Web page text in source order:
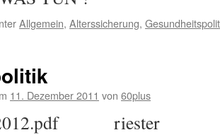
Allgemein, Alterssicherung,
11. Dezember 2011 von 60plus
2012.pdf riester